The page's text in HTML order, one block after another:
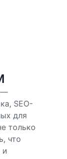
—
SEO-
для
только
что
и